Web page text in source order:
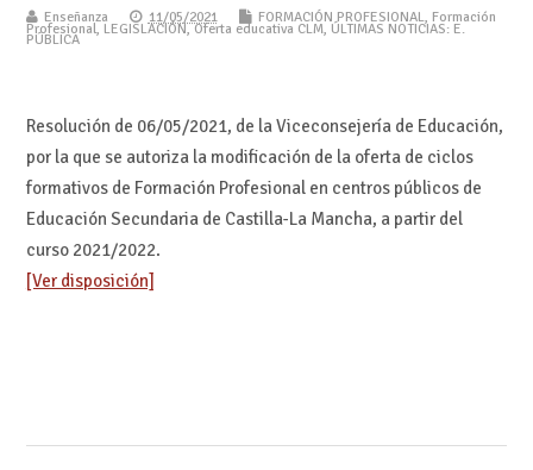
Enseñanza 11/05/2021 FORMACIÓN PROFESIONAL, Formación
Profesional, LEGISLACIÓN,Oferta educativa CLM, ÚLTIMAS NOTICIAS: E.
PÚBLICA
Resolución de 06/05/2021, de la Viceconsejería de Educación,
por la que se autoriza la modificación de la oferta de ciclos
formativos de Formación Profesional en centros públicos de
Educación Secundaria de Castilla-La Mancha, a partir del
curso 2021/2022.
[Ver disposición]